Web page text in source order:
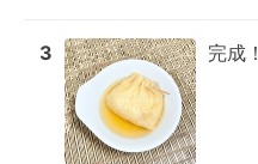
3 完成！